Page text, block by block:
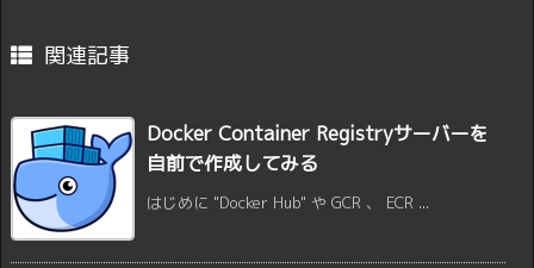
関連記事
Docker Container Registryサーバーを
自前で作成してみる
はじめに "Docker Hub" や GCR 、 ECR ...